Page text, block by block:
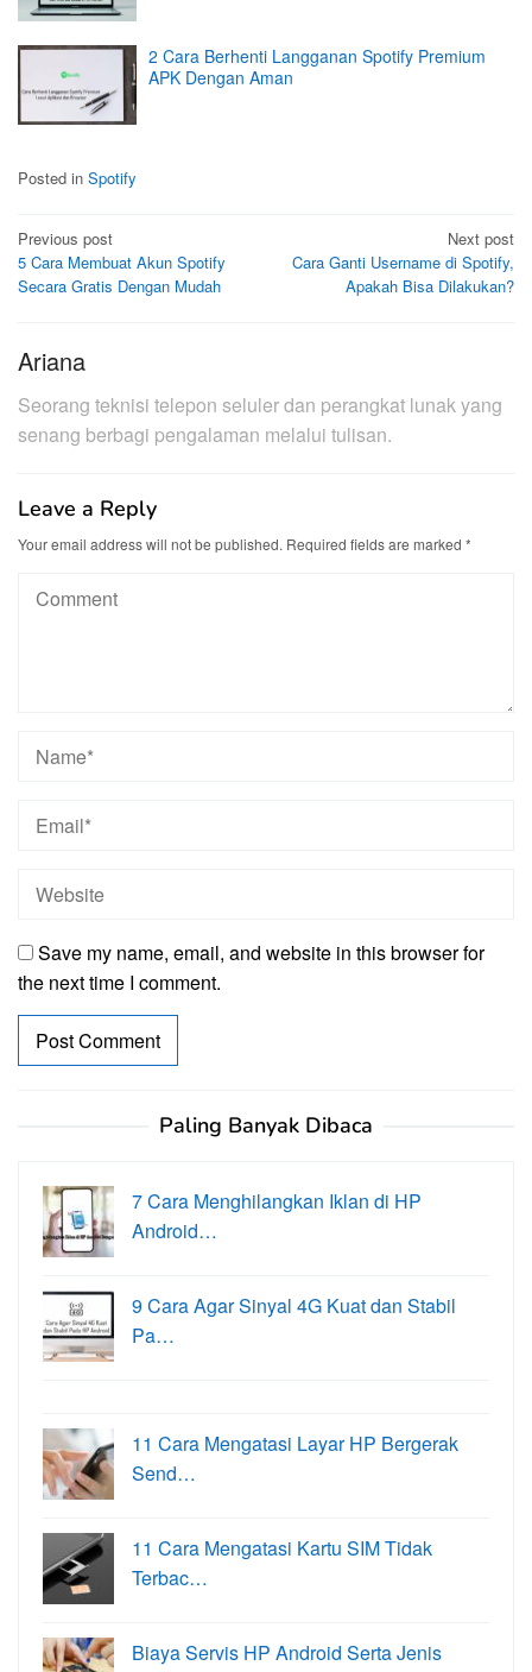
2 Cara Berhenti Langganan Spotify Premium
APK Dengan Aman
Posted in Spotify
Post
navigation
Previous post
5 Cara Membuat Akun Spotify
Secara Gratis Dengan Mudah
Next post
Cara Ganti Username di Spotify,
Apakah Bisa Dilakukan?
Ariana
Seorang teknisi telepon seluler dan perangkat lunak yang
senang berbagi pengalaman melalui tulisan.
Leave a Reply
Your email address will not be published. Required fields are marked *
Save my name, email, and website in this browser for
the next time I comment.
Paling Banyak Dibaca
7 Cara Menghilangkan Iklan di HP
Android…
9 Cara Agar Sinyal 4G Kuat dan Stabil
Pa…
11 Cara Mengatasi Layar HP Bergerak
Send…
11 Cara Mengatasi Kartu SIM Tidak
Terbac…
Biaya Servis HP Android Serta Jenis